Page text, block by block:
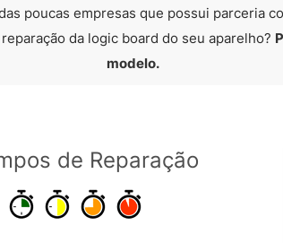
poucas empresas que possui parceria
da logic board do seu aparelho?
modelo.
de Reparação